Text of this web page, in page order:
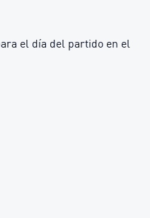
el día del partido en el